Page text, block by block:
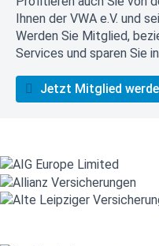
Ihnen der VWA e.V. und
Werden Sie Mitglied,
Services und sparen Sie
Jetzt Mitglied